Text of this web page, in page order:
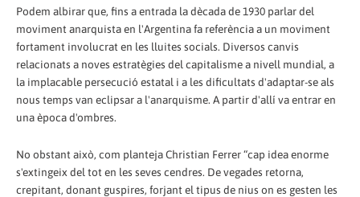
Podem albirar que, fins a entrada la dècada de 1930 parlar del
moviment anarquista en l'Argentina fa referència a un moviment
fortament involucrat en les lluites socials. Diversos canvis
relacionats a noves estratègies del capitalisme a nivell mundial, a
la implacable persecució estatal i a les dificultats d'adaptar-se als
nous temps van eclipsar a l'anarquisme. A partir d'allí va entrar en
una època d'ombres.
No obstant això, com planteja Christian Ferrer “cap idea enorme
s'extingeix del tot en les seves cendres. De vegades retorna,
crepitant, donant guspires, forjant el tipus de nius on es gesten les